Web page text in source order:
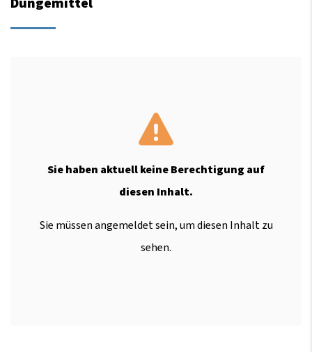
Sie haben aktuell keine Berechtigung auf
diesen Inhalt.
Sie müssen angemeldet sein, um diesen Inhalt zu
sehen.